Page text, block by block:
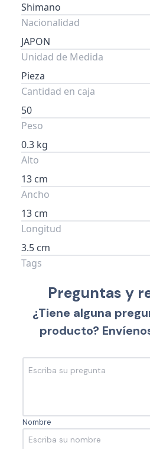
Shimano
Nacionalidad
JAPON
Unidad de Medida
Pieza
Cantidad en caja
50
Peso
0.3 kg
Alto
13 cm
Ancho
13 cm
Longitud
3.5 cm
Tags
Preguntas y
¿Tiene alguna
producto?
Nombre